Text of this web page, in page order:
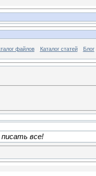
файлов Каталог статей Блог
все!